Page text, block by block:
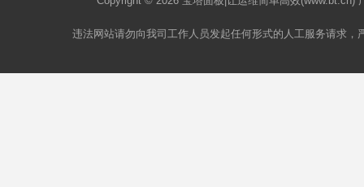
违法网站请勿向我司工作人员发起任何形式的人工服务请求，